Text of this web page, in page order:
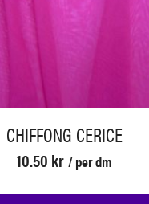
CHIFFONG CERICE
10.50 kr / per dm